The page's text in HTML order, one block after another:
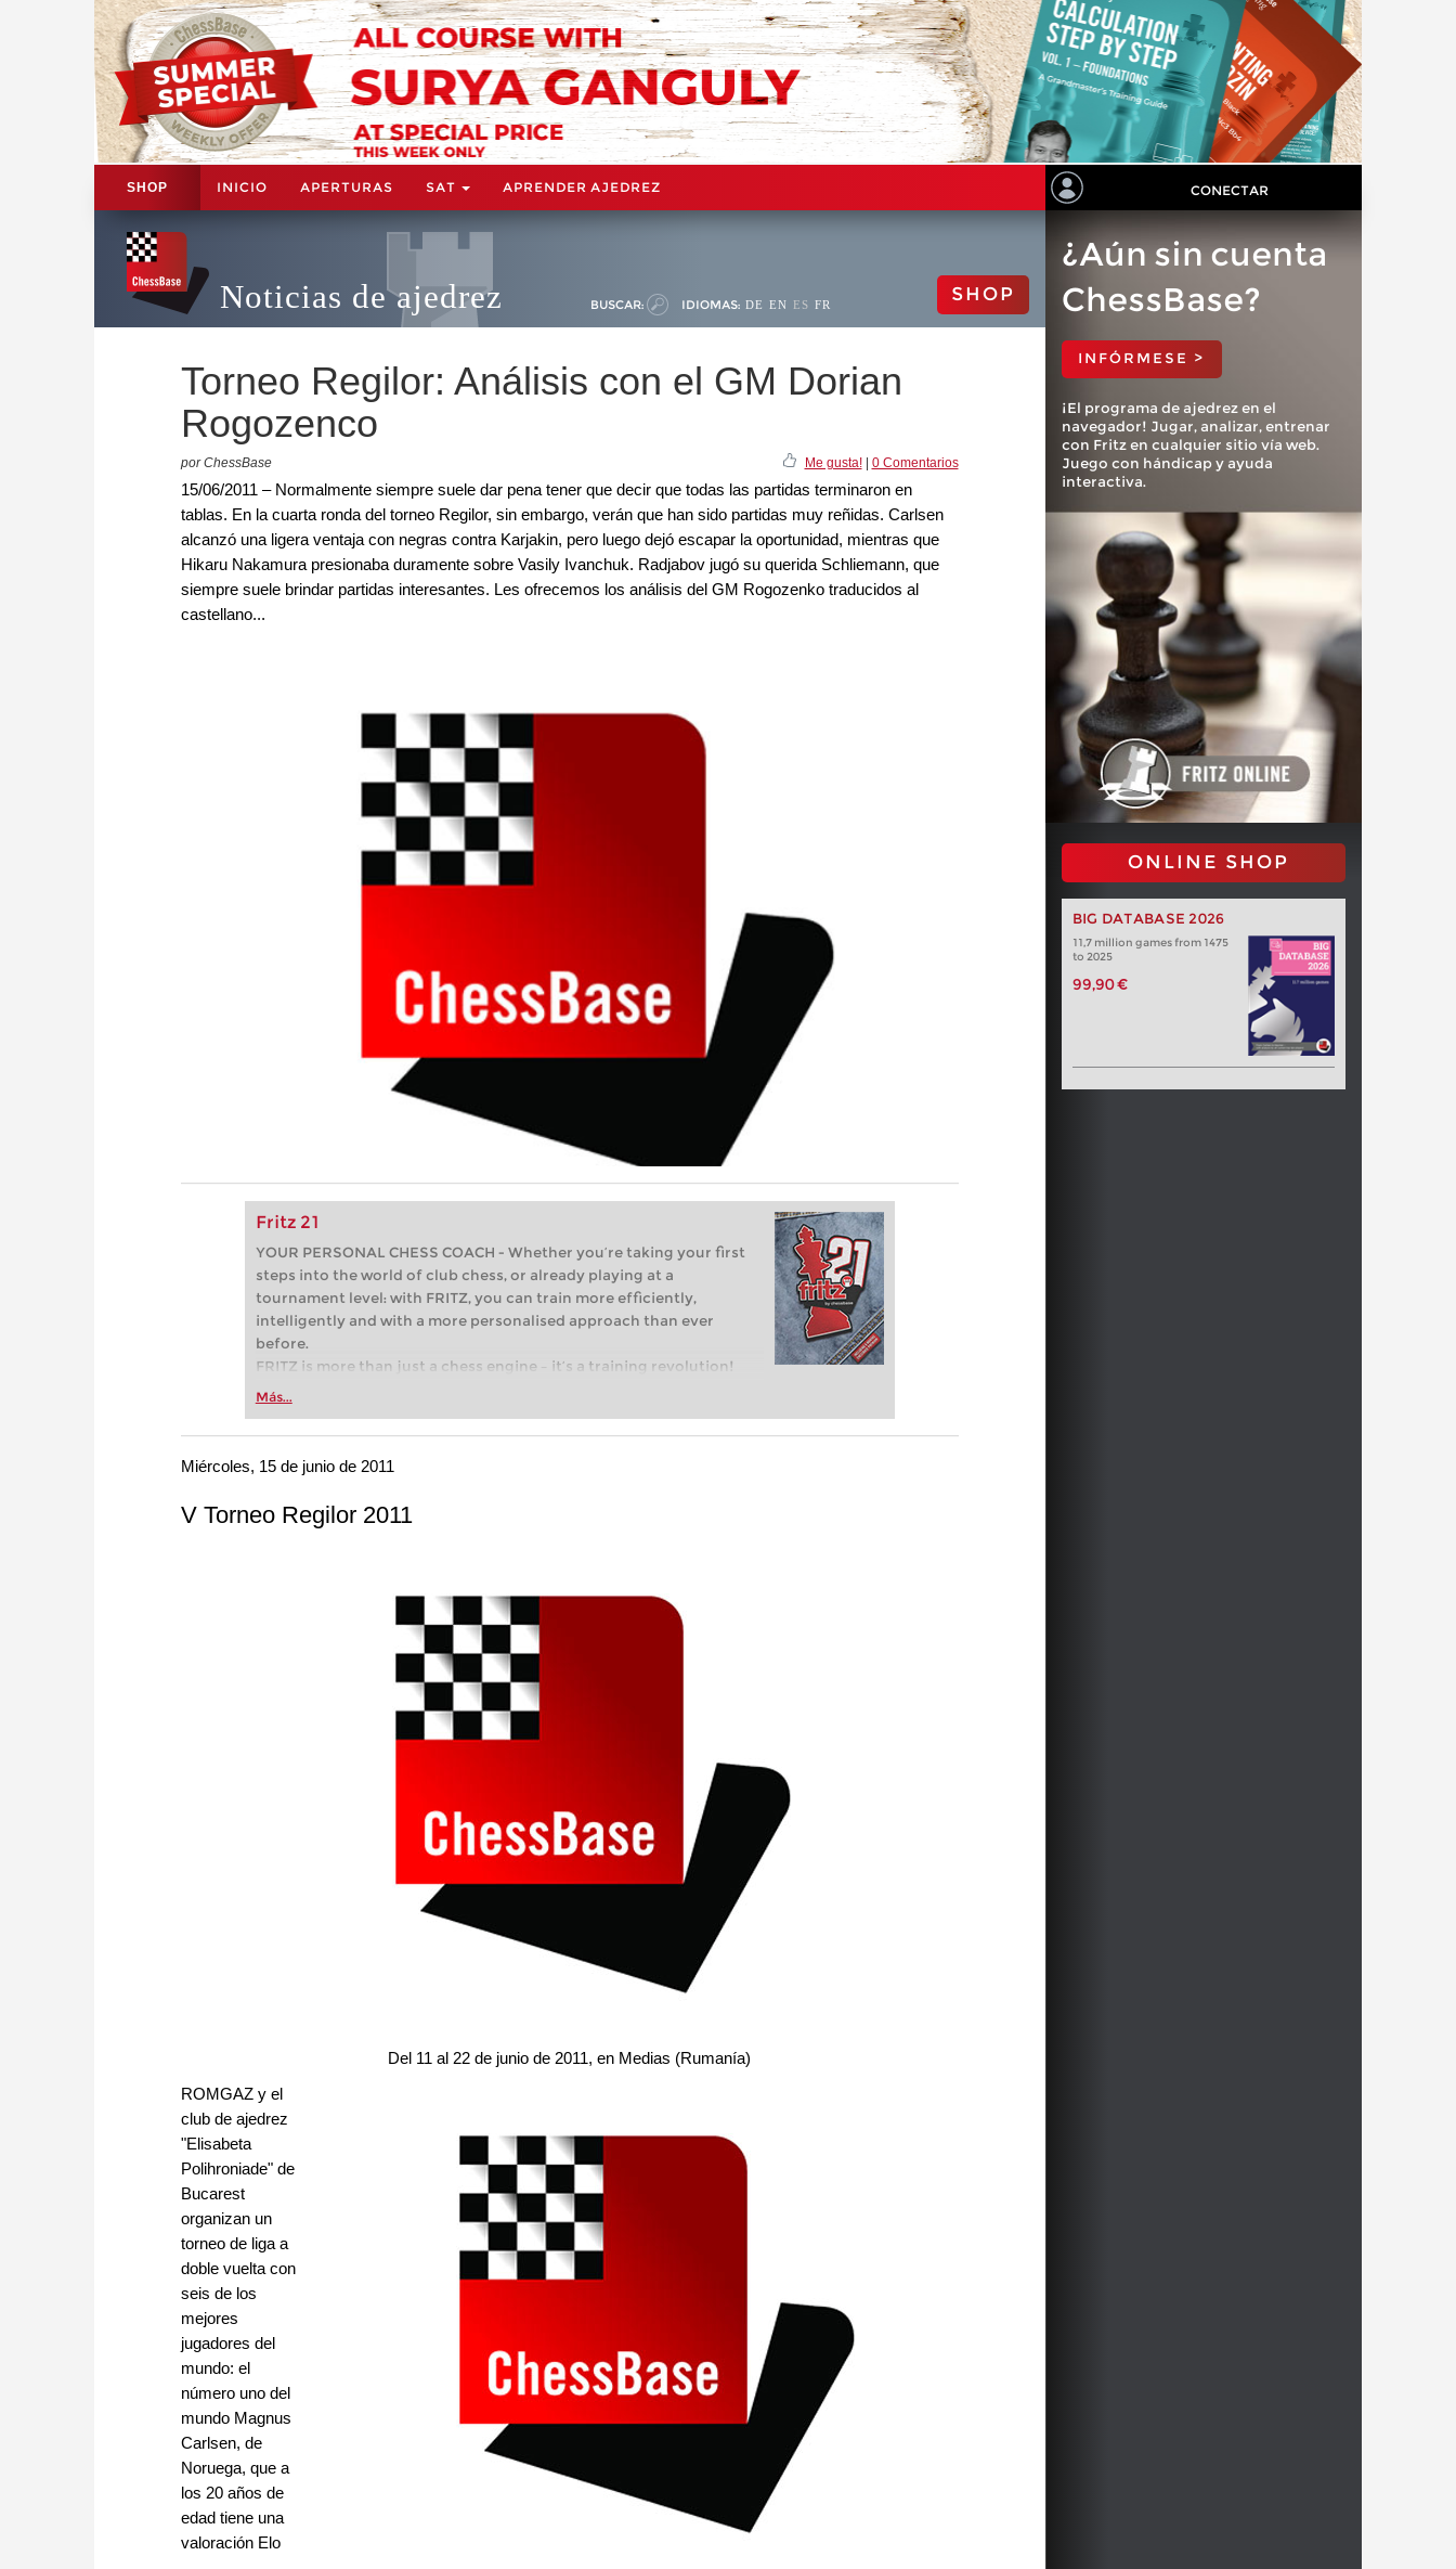
SHOP INICIO APERTURAS SAT APRENDER AJEDREZ CONECTAR
Noticias de ajedrez BUSCAR: IDIOMAS: DE EN ES FR SHOP
Torneo Regilor: Análisis con el GM Dorian
Rogozenco
por ChessBase Me gusta!| 0 Comentarios
15/06/2011 – Normalmente siempre suele dar pena tener que decir que todas las partidas terminaron en
tablas. En la cuarta ronda del torneo Regilor, sin embargo, verán que han sido partidas muy reñidas. Carlsen
alcanzó una ligera ventaja con negras contra Karjakin, pero luego dejó escapar la oportunidad, mientras que
Hikaru Nakamura presionaba duramente sobre Vasily Ivanchuk. Radjabov jugó su querida Schliemann, que
siempre suele brindar partidas interesantes. Les ofrecemos los análisis del GM Rogozenko traducidos al
castellano...
Fritz 21
YOUR PERSONAL CHESS COACH - Whether you’re taking your first
steps into the world of club chess, or already playing at a
tournament level: with FRITZ, you can train more efficiently,
intelligently and with a more personalised approach than ever
before.
FRITZ is more than just a chess engine – it’s a training revolution!
Whether you’re taking your first steps into the world of club chess,
more efficiently, intelligently and with a more personalised
approach than ever before.
Más...
¿Aún sin cuenta
ChessBase?
INFÓRMESE >
¡El programa de ajedrez en el
navegador! Jugar, analizar, entrenar
con Fritz en cualquier sitio vía web.
Juego con hándicap y ayuda
interactiva.
ONLINE SHOP
BIG DATABASE 2026
11,7 million games from 1475
to 2025
99,90 €
Miércoles, 15 de junio de 2011
V Torneo Regilor 2011
Del 11 al 22 de junio de 2011, en Medias (Rumanía)
ROMGAZ y el
club de ajedrez
"Elisabeta
Polihroniade" de
Bucarest
organizan un
torneo de liga a
doble vuelta con
seis de los
mejores
jugadores del
mundo: el
número uno del
mundo Magnus
Carlsen, de
Noruega, que a
los 20 años de
edad tiene una
valoración Elo